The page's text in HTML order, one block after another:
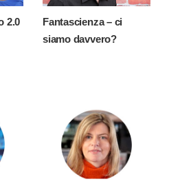
2.0
Fantascienza – ci
siamo davvero?